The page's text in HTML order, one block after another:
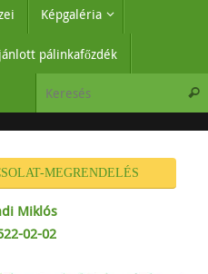
Képgaléria
pálinkafőzdék
MEGRENDELÉS
Miklós
02-02